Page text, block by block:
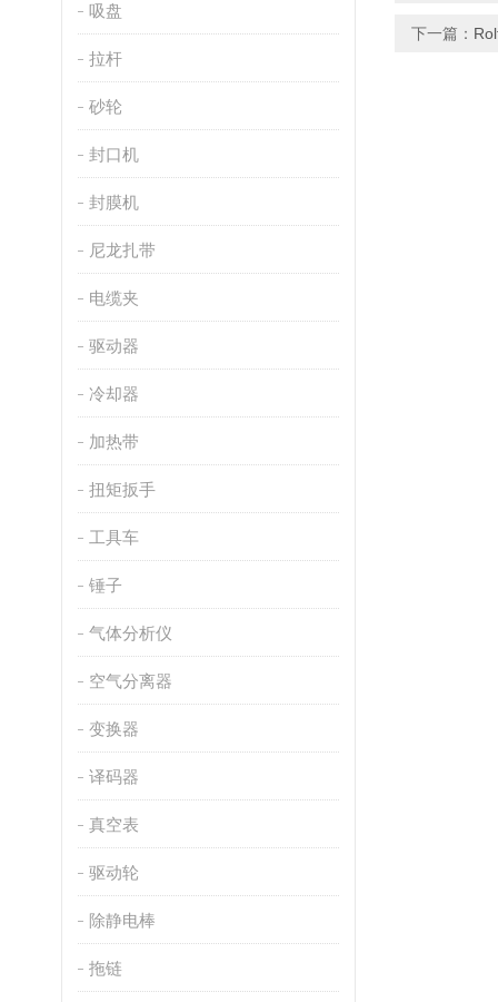
吸盘
拉杆
砂轮
封口机
封膜机
尼龙扎带
电缆夹
驱动器
冷却器
加热带
扭矩扳手
工具车
锤子
气体分析仪
空气分离器
变换器
译码器
真空表
驱动轮
除静电棒
拖链
下一篇：